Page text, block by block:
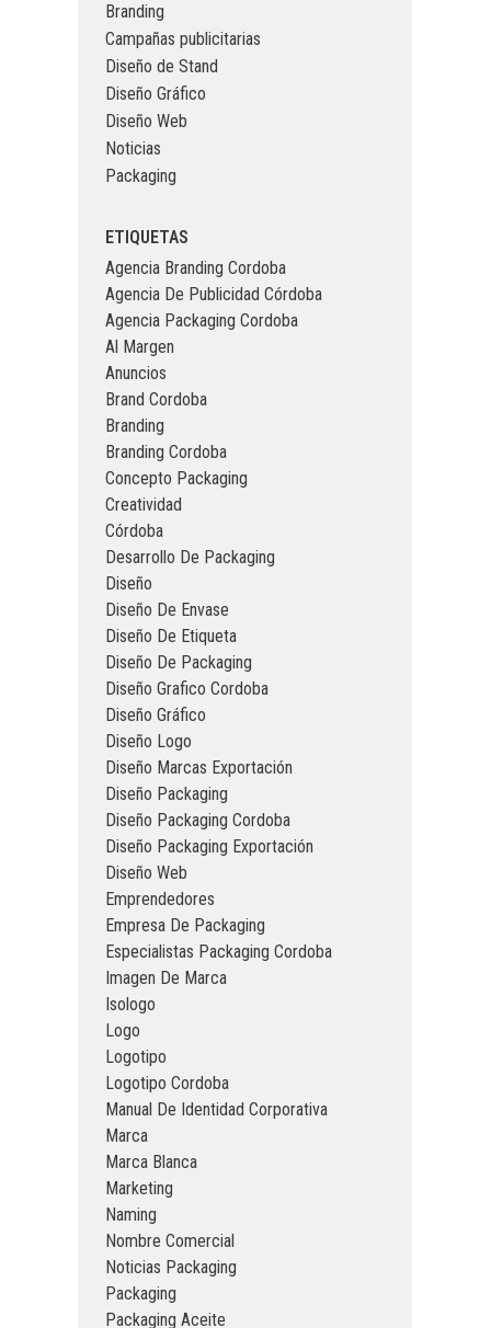
Branding
Campañas publicitarias
Diseño de Stand
Diseño Gráfico
Diseño Web
Noticias
Packaging
ETIQUETAS
Agencia Branding Cordoba
Agencia De Publicidad Córdoba
Agencia Packaging Cordoba
Al Margen
Anuncios
Brand Cordoba
Branding
Branding Cordoba
Concepto Packaging
Creatividad
Córdoba
Desarrollo De Packaging
Diseño
Diseño De Envase
Diseño De Etiqueta
Diseño De Packaging
Diseño Grafico Cordoba
Diseño Gráfico
Diseño Logo
Diseño Marcas Exportación
Diseño Packaging
Diseño Packaging Cordoba
Diseño Packaging Exportación
Diseño Web
Emprendedores
Empresa De Packaging
Especialistas Packaging Cordoba
Imagen De Marca
Isologo
Logo
Logotipo
Logotipo Cordoba
Manual De Identidad Corporativa
Marca
Marca Blanca
Marketing
Naming
Nombre Comercial
Noticias Packaging
Packaging
Packaging Aceite